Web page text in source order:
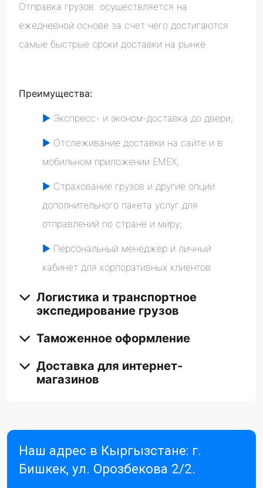
Отправка грузов осуществляется на
ежедневной основе за счет чего достигаются
самые быстрые сроки доставки на рынке.
Преимущества:
► Экспресс- и эконом-доставка до двери;
► Отслеживание доставки на сайте и в
мобильном приложении EMEX;
► Страхование грузов и другие опции
дополнительного пакета услуг для
отправлений по стране и миру;
► Персональный менеджер и личный
кабинет для корпоративных клиентов
Логистика и транспортное
экспедирование грузов
Таможенное оформление
Доставка для интернет-
магазинов
Наш адрес в Кыргызстане: г.
Бишкек, ул. Орозбекова 2/2.